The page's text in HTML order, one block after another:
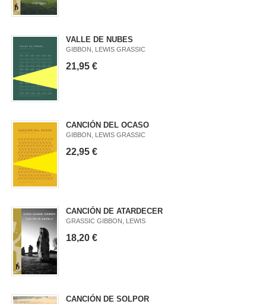
VALLE DE NUBES
GIBBON, LEWIS GRASSIC
21,95 €
CANCIÓN DEL OCASO
GIBBON, LEWIS GRASSIC
22,95 €
CANCIÓN DE ATARDECER
GRASSIC GIBBON, LEWIS
18,20 €
CANCIÓN DE SOLPOR